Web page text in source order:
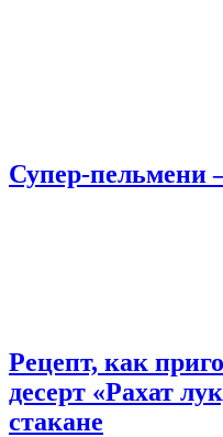
Супер-пельмени
Рецепт, как
десерт «Рахат
стакане